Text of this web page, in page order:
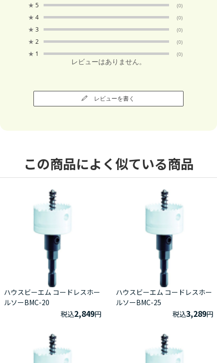
★ 5 (0)
★ 4 (0)
★ 3 (0)
★ 2 (0)
★ 1 (0)
レビューはありません。
レビューを書く
この商品によく似ている商品
ハウスビーエム コードレスホー
ルソーBMC-20
税込2,849円
ハウスビーエム コードレスホー
ルソーBMC-25
税込3,289円